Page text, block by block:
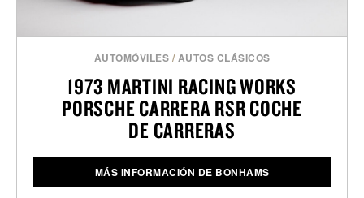
AUTOMÓVILES / AUTOS CLÁSICOS
1973 MARTINI RACING WORKS
PORSCHE CARRERA RSR COCHE
DE CARRERAS
MÁS INFORMACIÓN DE BONHAMS